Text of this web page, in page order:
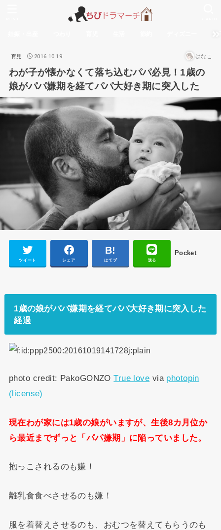
無
育児 2016.10.19 はなこ
わが子が懐かなくて落ち込むパパ必見！1歳の
娘がパパ嫌期を経てパパ大好き期に突入した
ツイート シェア はてブ 送る
Pocket
1歳の娘がパパ嫌期を経てパパ大好き期に突入した
経過
photo credit: PakoGONZOTrue love via photopin
(license)
現在わが家には1歳の娘がいますが、生後8カ月位か
ら最近までずっと「パパ嫌期」に陥っていました。
抱っこされるのも嫌！
離乳食食べさせるのも嫌！
服を着替えさせるのも、おむつを替えてもらうのも